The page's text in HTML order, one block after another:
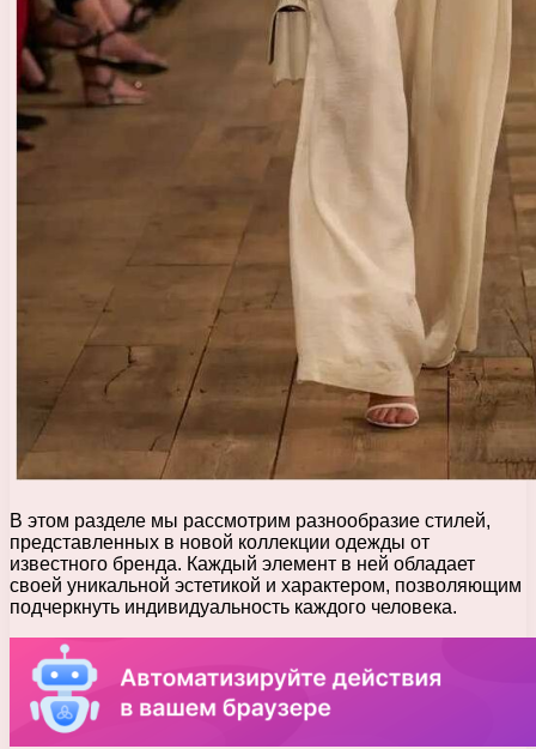
В этом разделе мы рассмотрим разнообразие стилей,
представленных в новой коллекции одежды от
известного бренда. Каждый элемент в ней обладает
своей уникальной эстетикой и характером, позволяющим
подчеркнуть индивидуальность каждого человека.